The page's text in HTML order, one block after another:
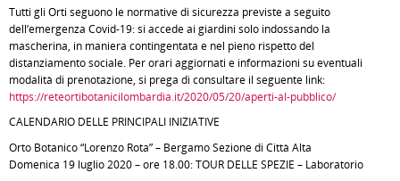
Tutti gli Orti seguono le normative di sicurezza previste a seguito
dell’emergenza Covid-19: si accede ai giardini solo indossando la
mascherina, in maniera contingentata e nel pieno rispetto del
distanziamento sociale. Per orari aggiornati e informazioni su eventuali
modalità di prenotazione, si prega di consultare il seguente link:
https://reteortibotanicilombardia.it/2020/05/20/aperti-al-pubblico/
CALENDARIO DELLE PRINCIPALI INIZIATIVE
Orto Botanico “Lorenzo Rota” – Bergamo Sezione di Città Alta
Domenica 19 luglio 2020 – ore 18.00: TOUR DELLE SPEZIE – Laboratorio